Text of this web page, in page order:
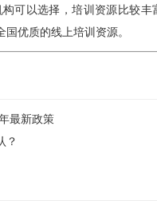
可以选择，培训资源比较
优质的线上培训资源。
最新政策
？